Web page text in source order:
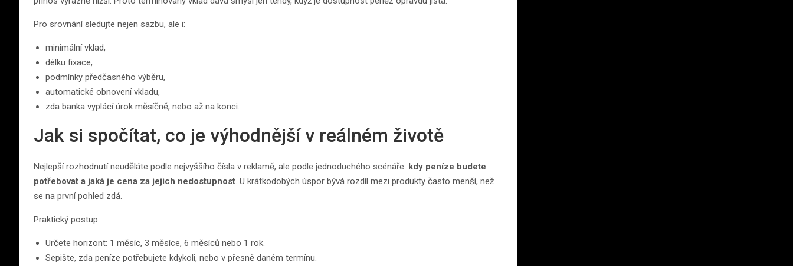
Pro srovnání sledujte nejen sazbu, ale i:
minimální vklad,
délku fixace,
podmínky předčasného výběru,
automatické obnovení vkladu,
zda banka vyplácí úrok měsíčně, nebo až na konci.
Jak si spočítat, co je výhodnější v reálném životě
Nejlepší rozhodnutí neuděláte podle nejvyššího čísla v reklamě, ale podle jednoduchého scénáře: kdy peníze budete
potřebovat a jaká je cena za jejich nedostupnost. U krátkodobých úspor bývá rozdíl mezi produkty často menší, než
se na první pohled zdá.
Praktický postup:
Určete horizont: 1 měsíc, 3 měsíce, 6 měsíců nebo 1 rok.
Sepište, zda peníze potřebujete kdykoli, nebo v přesně daném termínu.